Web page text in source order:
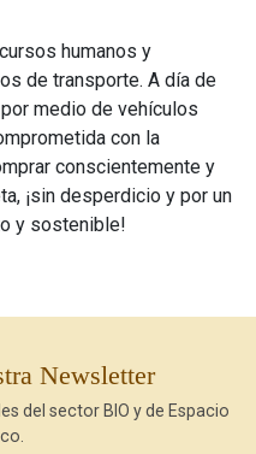
humanos y
de transporte. A día de
medio de vehículos
con la
conscientemente y
¡sin desperdicio y por un
y sostenible!
Newsletter
del sector BIO y de Espacio